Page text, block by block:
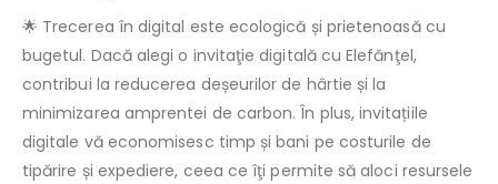
🌟 Trecerea în digital este ecologică și prietenoasă cu
bugetul. Dacă alegi o invitaţie digitală cu Elefănţel,
contribui la reducerea deșeurilor de hârtie și la
minimizarea amprentei de carbon. În plus, invitațiile
digitale vă economisesc timp și bani pe costurile de
tipărire și expediere, ceea ce îţi permite să aloci resursele